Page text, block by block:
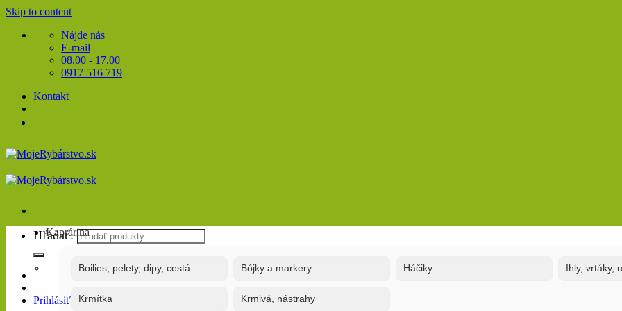
Skip to content
Nájde nás
E-mail
08.00 - 17.00
0917 516 719
Kontakt
Hľadať:
Prihlásiť / Registrovať
Kaprárina
Boilies, pelety, dipy, cestá Bójky a markery Háčiky Ihly, vrtáky,
Krmítka Krmivá, nástrahy